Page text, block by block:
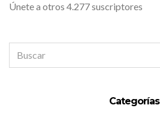
Únete a otros 4.277 suscriptores
FOR:
Categorías